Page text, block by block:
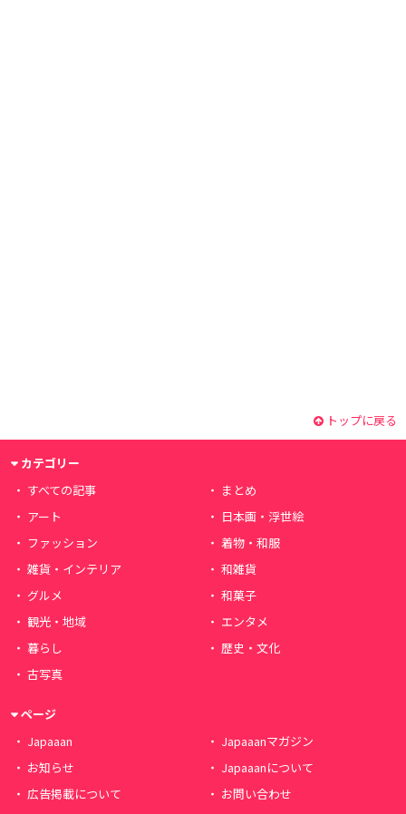
トップに戻る
カテゴリー
すべての記事
まとめ
アート
日本画・浮世絵
ファッション
着物・和服
雑貨・インテリア
和雑貨
グルメ
和菓子
観光・地域
エンタメ
暮らし
歴史・文化
古写真
ページ
Japaaan
Japaaanマガジン
お知らせ
Japaaanについて
広告掲載について
お問い合わせ